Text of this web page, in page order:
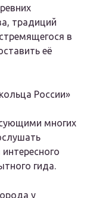
традиций
в
её
России»
многих
гида.
у